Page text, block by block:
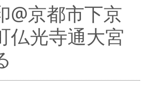
@京都市下京
仏光寺通大宮